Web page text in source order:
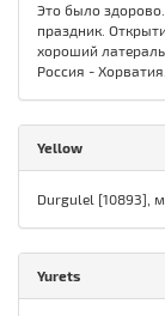
Это было
праздник.
хороший
Россия - Хорватия.
Yellow
Durgulel [10893],
Yurets